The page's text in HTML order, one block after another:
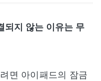
되지 않는 이유는 무
면 아이패드의 잠금